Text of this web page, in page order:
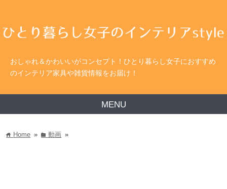
おしゃれ＆かわいいがコンセプト！ひとり暮らし女子におすすめ
のインテリア家具や雑貨情報をお届け！
MENU
home Home » folder動画 »